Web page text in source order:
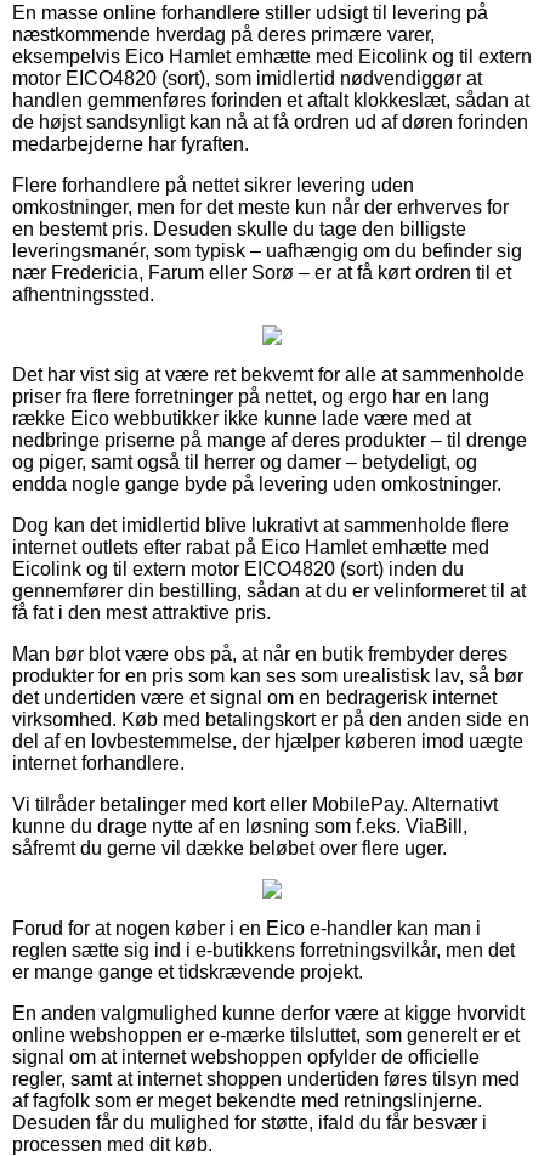
En masse online forhandlere stiller udsigt til levering på
næstkommende hverdag på deres primære varer,
eksempelvis Eico Hamlet emhætte med Eicolink og til extern
motor EICO4820 (sort), som imidlertid nødvendiggør at
handlen gemmenføres forinden et aftalt klokkeslæt, sådan at
de højst sandsynligt kan nå at få ordren ud af døren forinden
medarbejderne har fyraften.
Flere forhandlere på nettet sikrer levering uden
omkostninger, men for det meste kun når der erhverves for
en bestemt pris. Desuden skulle du tage den billigste
leveringsmanér, som typisk – uafhængig om du befinder sig
nær Fredericia, Farum eller Sorø – er at få kørt ordren til et
afhentningssted.
Det har vist sig at være ret bekvemt for alle at sammenholde
priser fra flere forretninger på nettet, og ergo har en lang
række Eico webbutikker ikke kunne lade være med at
nedbringe priserne på mange af deres produkter – til drenge
og piger, samt også til herrer og damer – betydeligt, og
endda nogle gange byde på levering uden omkostninger.
Dog kan det imidlertid blive lukrativt at sammenholde flere
internet outlets efter rabat på Eico Hamlet emhætte med
Eicolink og til extern motor EICO4820 (sort) inden du
gennemfører din bestilling, sådan at du er velinformeret til at
få fat i den mest attraktive pris.
Man bør blot være obs på, at når en butik frembyder deres
produkter for en pris som kan ses som urealistisk lav, så bør
det undertiden være et signal om en bedragerisk internet
virksomhed. Køb med betalingskort er på den anden side en
del af en lovbestemmelse, der hjælper køberen imod uægte
internet forhandlere.
Vi tilråder betalinger med kort eller MobilePay. Alternativt
kunne du drage nytte af en løsning som f.eks. ViaBill,
såfremt du gerne vil dække beløbet over flere uger.
Forud for at nogen køber i en Eico e-handler kan man i
reglen sætte sig ind i e-butikkens forretningsvilkår, men det
er mange gange et tidskrævende projekt.
En anden valgmulighed kunne derfor være at kigge hvorvidt
online webshoppen er e-mærke tilsluttet, som generelt er et
signal om at internet webshoppen opfylder de officielle
regler, samt at internet shoppen undertiden føres tilsyn med
af fagfolk som er meget bekendte med retningslinjerne.
Desuden får du mulighed for støtte, ifald du får besvær i
processen med dit køb.